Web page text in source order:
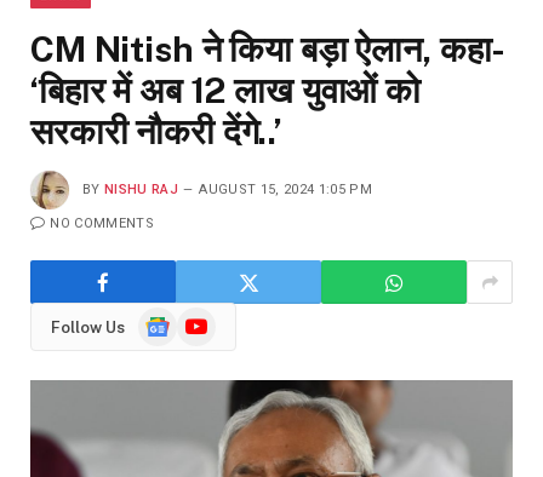
CM Nitish ने किया बड़ा ऐलान, कहा-
‘बिहार में अब 12 लाख युवाओं को
सरकारी नौकरी देंगे..’
BY NISHU RAJ AUGUST 15, 2024 1:05 PM
NO COMMENTS
Follow Us
GoogleYouTube